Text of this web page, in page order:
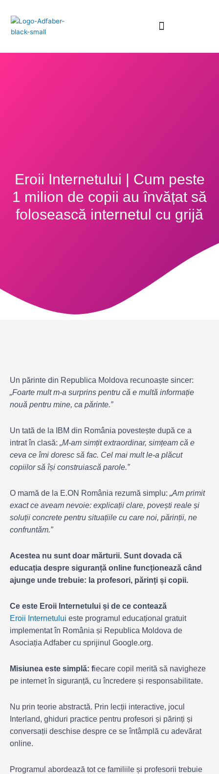
Eroii Internetului | Cum peste
1 milion de copii au învățat să
folosească internetul cu grijă
Un părinte din Republica Moldova recunoaște sincer:
„Foarte mult m-a surprins pentru că e multă informație
nouă pentru mine, ca părinte.”
Un tată de la IBM din România povestește după ce a
intrat în clasă: „M-am simțit extraordinar, simțeam că e
ceva ce îmi doresc să fac. Cel mai mult le-a plăcut
copiilor să își construiască parole.”
O mamă de la E.ON România rezumă simplu: „Am primit
exact ce aveam nevoie: explicații clare, povești reale și
soluții concrete pentru situațiile cu care noi, părinții, ne
confruntăm.”
Acestea nu sunt doar mărturii. Sunt dovada că
educația despre siguranță online funcționează când
ajunge unde trebuie: la profesori, părinți și copii.
Ce este Eroii Internetului și de ce contează
Eroii Internetului este programul educațional gratuit
implementat în România și Republica Moldova de
Asociația Adfaber cu sprijinul Google.org.
Misiunea este simplă: fiecare copil merită să navigheze
pe internet în siguranță, cu încredere și responsabilitate.
Nu prin teorie abstractă. Prin lecții interactive, jocul
Interland, ghiduri practice pentru profesori și părinți și
conversații deschise despre ce se întâmplă cu adevărat
online.
Programul abordează tot ce familiile și profesorii trebuie